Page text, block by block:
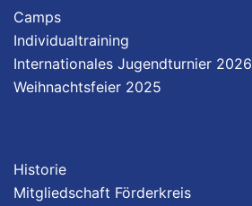
Camps
Individualtraining
Internationales Jugendturnier 2026
Weihnachtsfeier 2025
Historie
Mitgliedschaft Förderkreis